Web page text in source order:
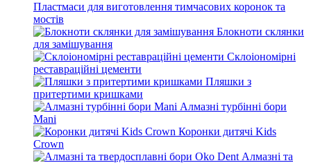
Пластмаси для виготовлення тимчасових коронок та
мостів
Блокноти склянки
для замішування
Склоіономірні
реставраційні цементи
Пляшки з
притертими кришками
Алмазні турбінні бори
Mani
Коронки дитячі Kids
Crown
Алмазні та